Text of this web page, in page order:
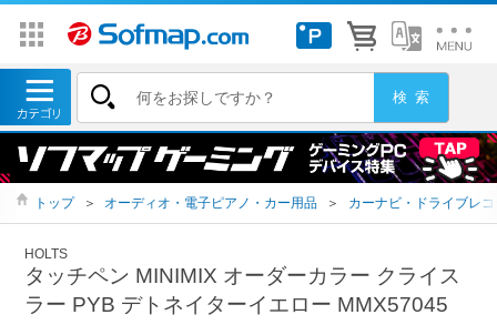
トップ ＞ オーディオ・電子ピアノ・カー用品 ＞ カーナビ・ドライブレ
HOLTS
タッチペン MINIMIX オーダーカラー クライス
ラー PYB デトネイターイエロー MMX57045